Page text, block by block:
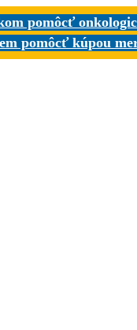
pomôcť
pomôcť kúpou